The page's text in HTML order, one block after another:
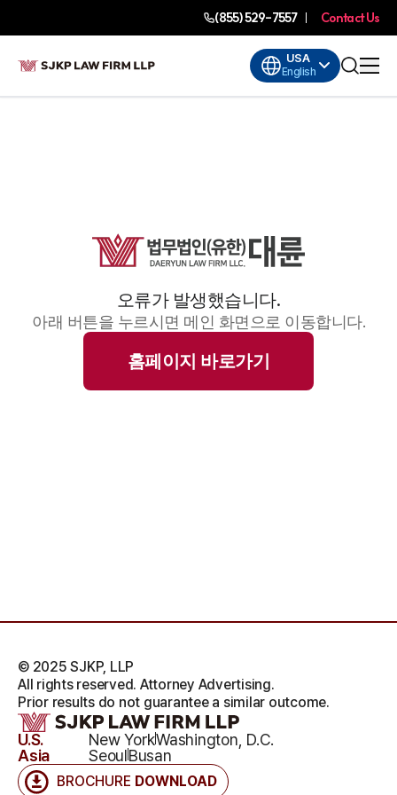
(855) 529-7557 Contact Us
USA
English
오류가 발생했습니다.
아래 버튼을 누르시면 메인 화면으로 이동합니다.
홈페이지 바로가기
BROCHURE DOWNLOAD
U.S. New YorkWashington, D.C.
Asia
SeoulBusan
© 2025 SJKP, LLP
All rights reserved. Attorney Advertising.
Prior results do not guarantee a similar outcome.